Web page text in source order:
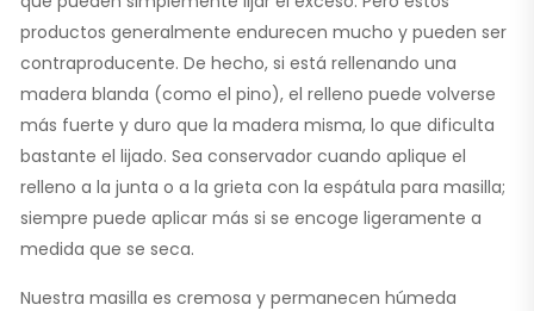
productos generalmente endurecen mucho y pueden ser
contraproducente. De hecho, si está rellenando una
madera blanda (como el pino), el relleno puede volverse
más fuerte y duro que la madera misma, lo que dificulta
bastante el lijado. Sea conservador cuando aplique el
relleno a la junta o a la grieta con la espátula para masilla;
siempre puede aplicar más si se encoge ligeramente a
medida que se seca.
Nuestra masilla es cremosa y permanecen húmeda